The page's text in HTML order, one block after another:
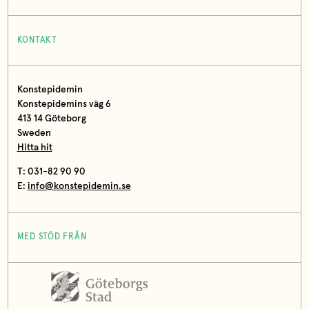
KONTAKT
Konstepidemin
Konstepidemins väg 6
413 14 Göteborg
Sweden
Hitta hit
T: 031-82 90 90
E: info@konstepidemin.se
MED STÖD FRÅN